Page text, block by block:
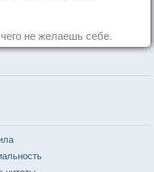
не желаешь себе.